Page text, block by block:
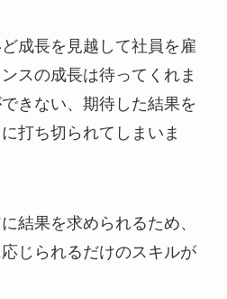
成長を見越して社員を雇
スの成長は待ってくれま
きない、期待した結果を
打ち切られてしまいま
結果を求められるため、
じられるだけのスキルが